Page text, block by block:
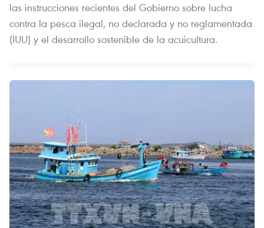
las instrucciones recientes del Gobierno sobre lucha
contra la pesca ilegal, no declarada y no reglamentada
(IUU) y el desarrollo sostenible de la acuicultura.